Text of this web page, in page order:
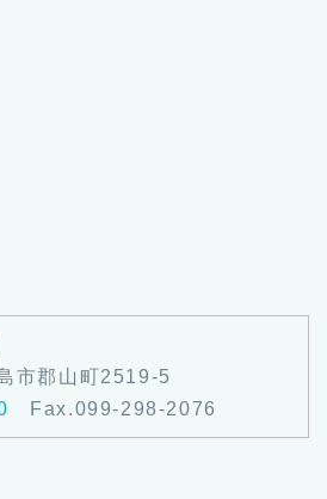
市郡山町2519-5
Fax.099-298-2076